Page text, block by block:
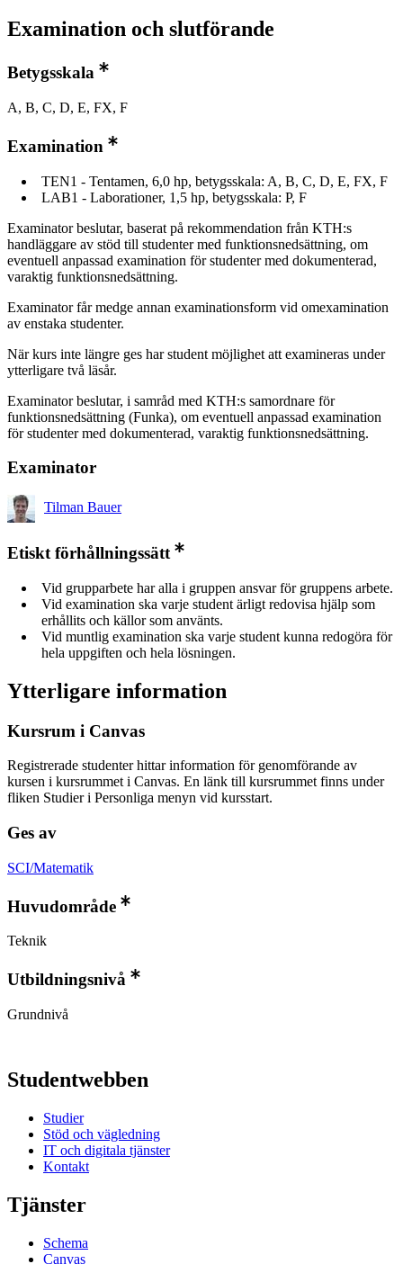
Examination och slutförande
Betygsskala
A, B, C, D, E, FX, F
Examination
TEN1 - Tentamen, 6,0 hp, betygsskala: A, B, C, D, E, FX, F
LAB1 - Laborationer, 1,5 hp, betygsskala: P, F
Examinator beslutar, baserat på rekommendation från KTH:s
handläggare av stöd till studenter med funktionsnedsättning, om
eventuell anpassad examination för studenter med dokumenterad,
varaktig funktionsnedsättning.
Examinator får medge annan examinationsform vid omexamination
av enstaka studenter.
När kurs inte längre ges har student möjlighet att examineras under
ytterligare två läsår.
Examinator beslutar, i samråd med KTH:s samordnare för
funktionsnedsättning (Funka), om eventuell anpassad examination
för studenter med dokumenterad, varaktig funktionsnedsättning.
Examinator
Tilman Bauer
Etiskt förhållningssätt
Vid grupparbete har alla i gruppen ansvar för gruppens arbete.
Vid examination ska varje student ärligt redovisa hjälp som
erhållits och källor som använts.
Vid muntlig examination ska varje student kunna redogöra för
hela uppgiften och hela lösningen.
Ytterligare information
Kursrum i Canvas
Registrerade studenter hittar information för genomförande av
kursen i kursrummet i Canvas. En länk till kursrummet finns under
fliken Studier i Personliga menyn vid kursstart.
Ges av
SCI/Matematik
Huvudområde
Teknik
Utbildningsnivå
Grundnivå
Studentwebben
Studier
Stöd och vägledning
IT och digitala tjänster
Kontakt
Tjänster
Schema
Canvas